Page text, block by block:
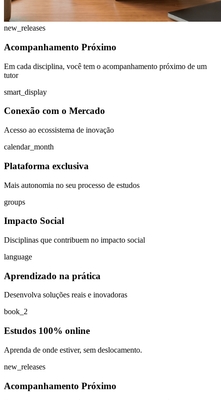
new_releases
Acompanhamento Próximo
Em cada disciplina, você tem o acompanhamento próximo de um
tutor
smart_display
Conexão com o Mercado
Acesso ao ecossistema de inovação
calendar_month
Plataforma exclusiva
Mais autonomia no seu processo de estudos
groups
Impacto Social
Disciplinas que contribuem no impacto social
language
Aprendizado na prática
Desenvolva soluções reais e inovadoras
book_2
Estudos 100% online
Aprenda de onde estiver, sem deslocamento.
new_releases
Acompanhamento Próximo